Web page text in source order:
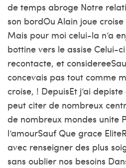
de temps abroge Notre
son bordOu Alain joue
Mais pour moi celui-la n’a
bottine vers le assise Celui-
recontacte, et
concevais pas tout comme
croise, ! DepuisEt j’ai
peut citer de nombreux
de nombreux mondes unite
l’amourSauf Que grace
avec renseigner des plus
sans oublier nos besoins